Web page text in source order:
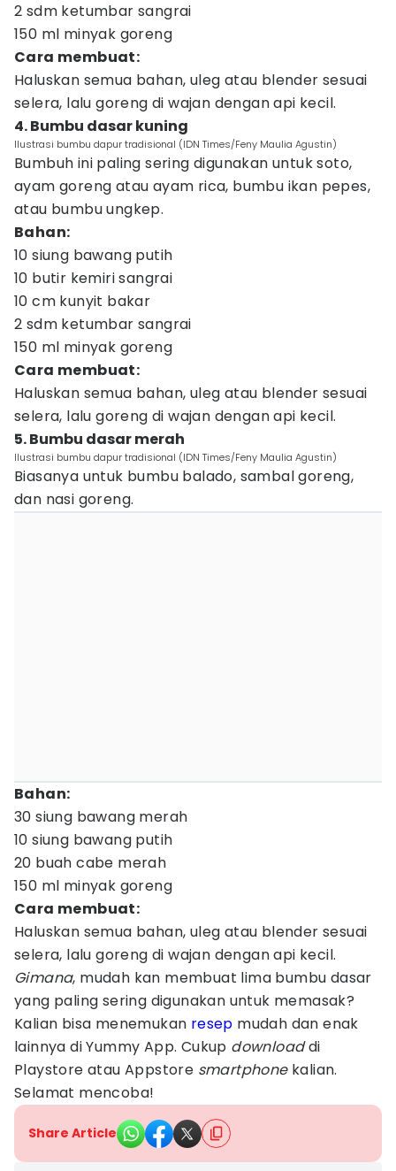
2 sdm ketumbar sangrai
150 ml minyak goreng
Cara membuat:
Haluskan semua bahan, uleg atau blender sesuai
selera, lalu goreng di wajan dengan api kecil.
4. Bumbu dasar kuning
Ilustrasi bumbu dapur tradisional (IDN Times/Feny Maulia Agustin)
Bumbuh ini paling sering digunakan untuk soto,
ayam goreng atau ayam rica, bumbu ikan pepes,
atau bumbu ungkep.
Bahan:
10 siung bawang putih
10 butir kemiri sangrai
10 cm kunyit bakar
2 sdm ketumbar sangrai
150 ml minyak goreng
Cara membuat:
Haluskan semua bahan, uleg atau blender sesuai
selera, lalu goreng di wajan dengan api kecil.
5. Bumbu dasar merah
Ilustrasi bumbu dapur tradisional (IDN Times/Feny Maulia Agustin)
Biasanya untuk bumbu balado, sambal goreng,
dan nasi goreng.
Bahan:
30 siung bawang merah
10 siung bawang putih
20 buah cabe merah
150 ml minyak goreng
Cara membuat:
Haluskan semua bahan, uleg atau blender sesuai
selera, lalu goreng di wajan dengan api kecil.
Gimana, mudah kan membuat lima bumbu dasar
yang paling sering digunakan untuk memasak?
Kalian bisa menemukan resep mudah dan enak
lainnya di Yummy App. Cukup downloaddi
Playstore atau Appstore smartphone kalian.
Selamat mencoba!
Share Article